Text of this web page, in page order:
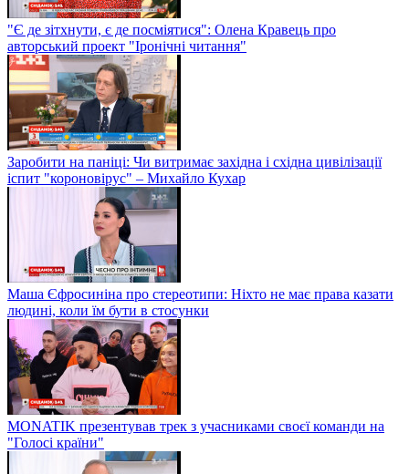
"Є де зітхнути, є де посміятися": Олена Кравець про
авторський проект "Іронічні читання"
Заробити на паніці: Чи витримає західна і східна цивілізації
іспит "короновірус" – Михайло Кухар
Маша Єфросиніна про стереотипи: Ніхто не має права казати
людині, коли їм бути в стосунки
MONATIK презентував трек з учасниками своєї команди на
"Голосі країни"